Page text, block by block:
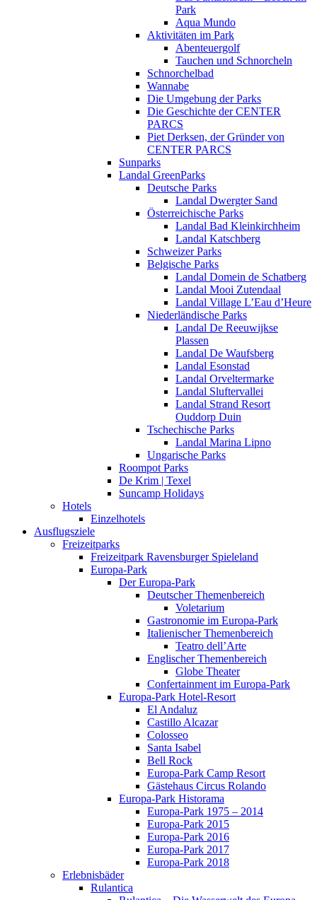
Park
Aqua Mundo
Aktivitäten im Park
Abenteuergolf
Tauchen und Schnorcheln
Schnorchelbad
Wannabe
Die Umgebung der Parks
Die Geschichte der CENTER
PARCS
Piet Derksen, der Gründer von
CENTER PARCS
Sunparks
Landal GreenParks
Deutsche Parks
Landal Dwergter Sand
Österreichische Parks
Landal Bad Kleinkirchheim
Landal Katschberg
Schweizer Parks
Belgische Parks
Landal Domein de Schatberg
Landal Mooi Zutendaal
Landal Village L’Eau d’Heure
Niederländische Parks
Landal De Reeuwijkse
Plassen
Landal De Waufsberg
Landal Esonstad
Landal Orveltermarke
Landal Sluftervallei
Landal Strand Resort
Ouddorp Duin
Tschechische Parks
Landal Marina Lipno
Ungarische Parks
Roompot Parks
De Krim | Texel
Suncamp Holidays
Hotels
Einzelhotels
Ausflugsziele
Freizeitparks
Freizeitpark Ravensburger Spieleland
Europa-Park
Der Europa-Park
Deutscher Themenbereich
Voletarium
Gastronomie im Europa-Park
Italienischer Themenbereich
Teatro dell’Arte
Englischer Themenbereich
Globe Theater
Confertainment im Europa-Park
Europa-Park Hotel-Resort
El Andaluz
Castillo Alcazar
Colosseo
Santa Isabel
Bell Rock
Europa-Park Camp Resort
Gästehaus Circus Rolando
Europa-Park Historama
Europa-Park 1975 – 2014
Europa-Park 2015
Europa-Park 2016
Europa-Park 2017
Europa-Park 2018
Erlebnisbäder
Rulantica